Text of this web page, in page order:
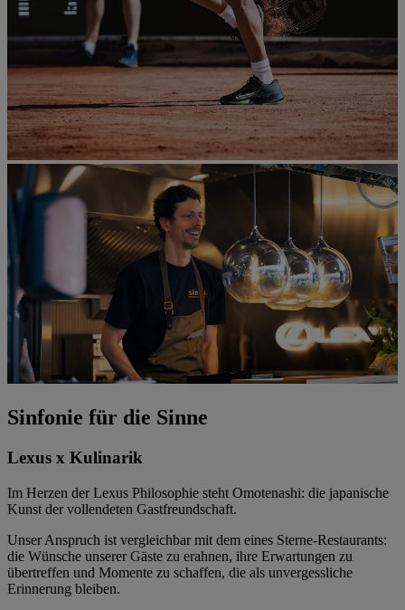
Sinfonie für die Sinne
Lexus x Kulinarik
Im Herzen der Lexus Philosophie steht Omotenashi: die japanische
Kunst der vollendeten Gastfreundschaft.
Unser Anspruch ist vergleichbar mit dem eines Sterne-Restaurants:
die Wünsche unserer Gäste zu erahnen, ihre Erwartungen zu
übertreffen und Momente zu schaffen, die als unvergessliche
Erinnerung bleiben.